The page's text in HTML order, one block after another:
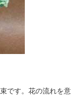
です。花の流れを意